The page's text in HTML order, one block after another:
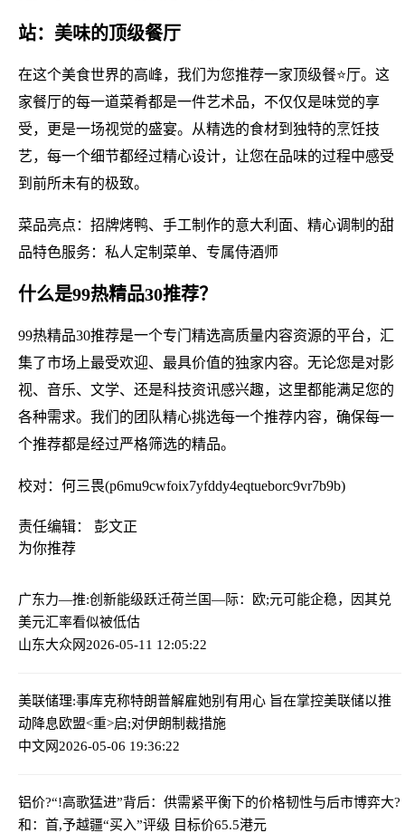
站：美味的顶级餐厅
在这个美食世界的高峰，我们为您推荐一家顶级餐⭐厅。这
家餐厅的每一道菜肴都是一件艺术品，不仅仅是味觉的享
受，更是一场视觉的盛宴。从精选的食材到独特的烹饪技
艺，每一个细节都经过精心设计，让您在品味的过程中感受
到前所未有的极致。
菜品亮点：招牌烤鸭、手工制作的意大利面、精心调制的甜
品特色服务：私人定制菜单、专属侍酒师
什么是99热精品30推荐？
99热精品30推荐是一个专门精选高质量内容资源的平台，汇
集了市场上最受欢迎、最具价值的独家内容。无论您是对影
视、音乐、文学、还是科技资讯感兴趣，这里都能满足您的
各种需求。我们的团队精心挑选每一个推荐内容，确保每一
个推荐都是经过严格筛选的精品。
校对：何三畏(p6mu9cwfoix7yfddy4eqtueborc9vr7b9b)
责任编辑： 彭文正
为你推荐
广东力—推:创新能级跃迁荷兰国—际：欧;元可能企稳，因其兑
美元汇率看似被低估
山东大众网2026-05-11 12:05:22
美联储理:事库克称特朗普解雇她别有用心 旨在掌控美联储以推
动降息欧盟<重>启;对伊朗制裁措施
中文网2026-05-06 19:36:22
铝价?“!高歌猛进”背后：供需紧平衡下的价格韧性与后市博弈大?
和：首,予越疆“买入”评级 目标价65.5港元